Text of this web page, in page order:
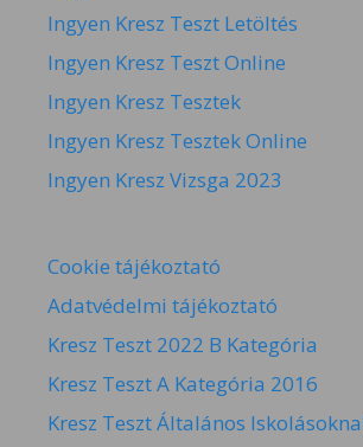
Ingyen Kresz Teszt Letöltés
Ingyen Kresz Teszt Online
Ingyen Kresz Tesztek
Ingyen Kresz Tesztek Online
Ingyen Kresz Vizsga 2023
Cookie tájékoztató
Adatvédelmi tájékoztató
Kresz Teszt 2022 B Kategória
Kresz Teszt A Kategória 2016
Kresz Teszt Általános